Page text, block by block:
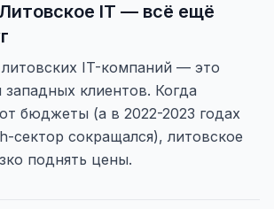
IT — всё ещё
IT-компаний — это
западных клиентов. Когда
бюджеты (а в 2022-2023 годах
сектор сокращался), литовское
поднять цены.